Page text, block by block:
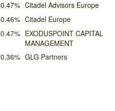
0.47% Citadel Advisors Europe
0.46% Citadel Europe
0.47% EXODUSPOINT CAPITAL
MANAGEMENT
0.36% GLG Partners